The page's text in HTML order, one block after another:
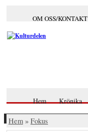
OM OSS/KONTAKT
Hem Krönika
Hem » Fokus